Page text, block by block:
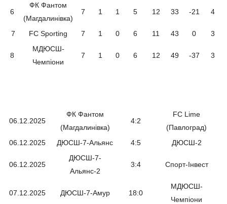
6
ФК Фантом
(Магдалинівка)
7 1 1 5 12 33 -21 4
7 FC Sporting 7 1 0 6 11 43 0 3
8
МДЮСШ-
Чемпіони
7 1 0 6 12 49 -37 3
06.12.2025
ФК Фантом
(Магдалинівка)
4:2
FC Lime
(Павлоград)
06.12.2025
ДЮСШ-7-Альянс 4:5 ДЮСШ-2
06.12.2025
ДЮСШ-7-
Альянс-2
3:4 Спорт-Інвест
07.12.2025 ДЮСШ-7-Амур 18:0
МДЮСШ-
Чемпіони